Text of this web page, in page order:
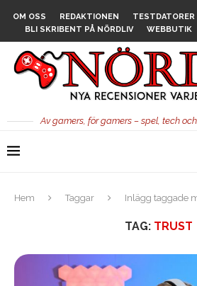
OM OSS REDAKTIONEN TESTDATORER
BLI SKRIBENT PÅ NÖRDLIV
WEBBUTIK
Av gamers, för gamers – spel, tech
Hem Taggar Inlägg taggade
TAG: TRUST